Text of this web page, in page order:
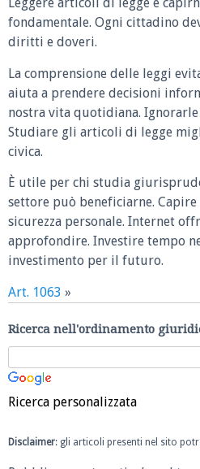
fondamentale. Ogni cittadino
diritti e doveri.
La comprensione delle leggi
aiuta a prendere decisioni
nostra vita quotidiana.
Studiare gli articoli di legge
civica.
È utile per chi studia
settore può beneficiarne.
sicurezza personale. Internet
approfondire. Investire tempo
investimento per il futuro.
Art. 1063 »
Ricerca nell'ordinamento
Ricerca personalizzata
Disclaimer: gli articoli presenti nel sito